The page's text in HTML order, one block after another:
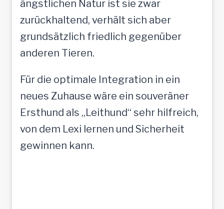
ängstlichen Natur ist sie zwar
zurückhaltend, verhält sich aber
grundsätzlich friedlich gegenüber
anderen Tieren.
Für die optimale Integration in ein
neues Zuhause wäre ein souveräner
Ersthund als „Leithund“ sehr hilfreich,
von dem Lexi lernen und Sicherheit
gewinnen kann.